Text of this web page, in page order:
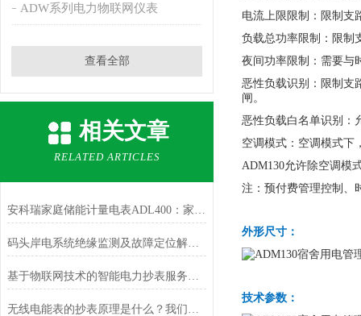
ADW系列电力物联网仪表
查看全部
相关文章
RELATED ARTICLES
安科瑞家庭储能计量电表ADL400：家庭能源管理的智慧之选
码头岸电系统绝缘监测及故障定位解决方案
基于物联网技术的智能电力抄表服务平台
无线电能表的抄表原理是什么？我们做一个详细的介绍
电流上限限制：限制支
负载总功率限制：限制
夜间功率限制：需要与
恶性负载识别：限制支
闸。
恶性负载白名单识别：
空调模式：空调模式下
ADM130允许除空调模
注：预付费管理控制、
外形尺寸：
技术参数：